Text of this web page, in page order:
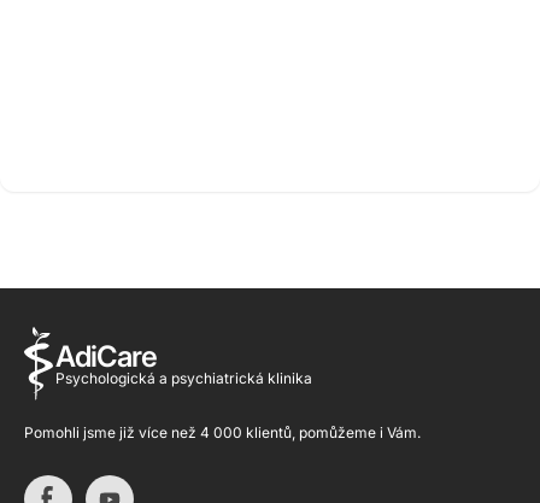
AdiCare
Psychologická a psychiatrická klinika
Pomohli jsme již více než 4 000 klientů, pomůžeme i Vám.